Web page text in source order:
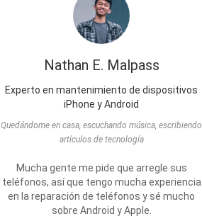
Nathan E. Malpass
Experto en mantenimiento de dispositivos
iPhone y Android
Quedándome en casa, escuchando música, escribiendo
artículos de tecnología
Mucha gente me pide que arregle sus
teléfonos, así que tengo mucha experiencia
en la reparación de teléfonos y sé mucho
sobre Android y Apple.